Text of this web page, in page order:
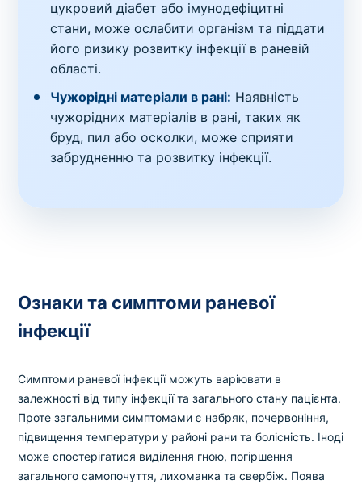
цукровий діабет або імунодефіцитні
стани, може ослабити організм та піддати
його ризику розвитку інфекції в раневій
області.
Чужорідні матеріали в рані: Наявність
чужорідних матеріалів в рані, таких як
бруд, пил або осколки, може сприяти
забрудненню та розвитку інфекції.
Ознаки та симптоми раневої
інфекції
Симптоми раневої інфекції можуть варіювати в
залежності від типу інфекції та загального стану пацієнта.
Проте загальними симптомами є набряк, почервоніння,
підвищення температури у районі рани та болісність. Іноді
може спостерігатися виділення гною, погіршення
загального самопочуття, лихоманка та свербіж. Поява